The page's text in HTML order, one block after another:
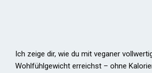
Ich zeige dir, wie du mit veganer
Wohlfühlgewicht erreichst – ohne